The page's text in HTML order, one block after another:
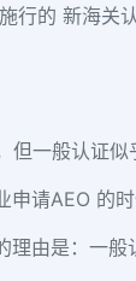
行的 新海关
但一般认证似
申请AEO 的
由是：一般